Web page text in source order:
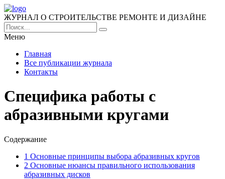
ЖУРНАЛ О СТРОИТЕЛЬСТВЕ РЕМОНТЕ И ДИЗАЙНЕ
Меню
Главная
Все публикации журнала
Контакты
Специфика работы с
абразивными кругами
Содержание
1 Основные принципы выбора абразивных кругов
2 Основные нюансы правильного использования
абразивных дисков